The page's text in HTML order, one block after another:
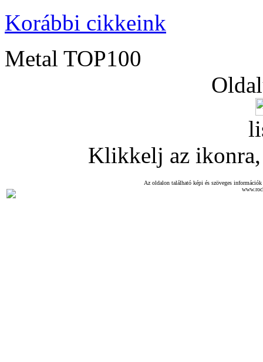
Korábbi cikkeink
Metal TOP100
Klikkelj az ikonra,
Az oldalon található képi és szöveges információk